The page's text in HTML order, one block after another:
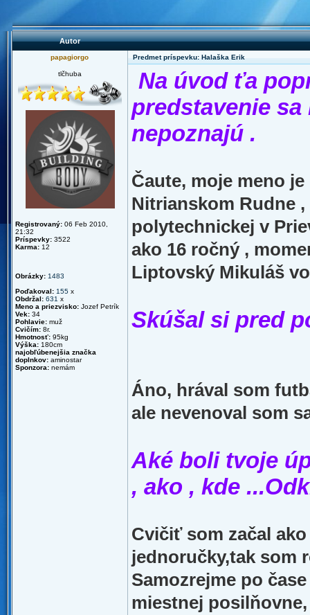
Autor
papagiorgo Predmet príspevku: Halaška Erik
tlčhuba
Registrovaný: 06 Feb 2010,
21:32
Príspevky: 3522
Karma: 12
Obrázky: 1483
Poďakoval: 155 x
Obdržal: 631 x
Meno a priezvisko: Jozef Petrík
Vek: 34
Pohlavie: muž
Cvičím: 8r.
Hmotnosť: 95kg
Výška: 180cm
najobľúbenejšia značka
doplnkov: aminostar
Sponzora: nemám
Na úvod ťa
predstavenie
nepoznajú .
Čaute, moje meno
Nitrianskom Rudne ,
polytechnickej v
ako 16 ročný ,
Liptovský Mikuláš
Skúšal si pred
Áno, hrával som
ale nevenoval som
Aké boli tvoje
, ako , kde
Cvičiť som začal
jednoručky,tak som
Samozrejme po
miestnej